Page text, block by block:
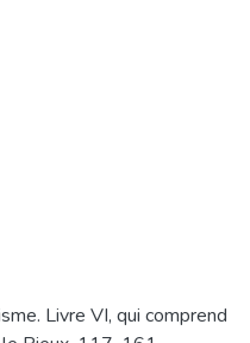
Livre VI, qui comprend